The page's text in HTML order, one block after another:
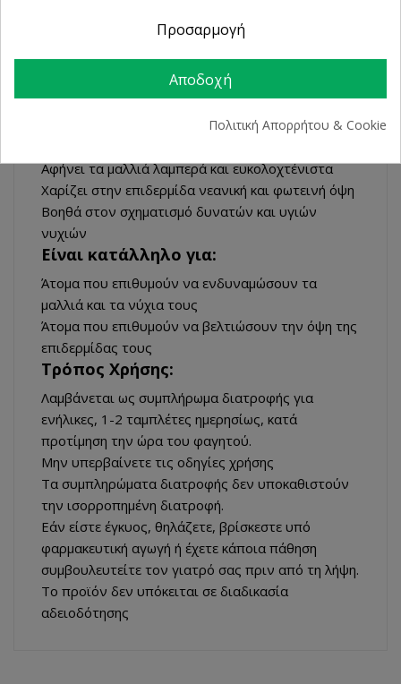
χαλκό. Τα συστατικά αυτά βοηθούν ώστε να
μαλλιά λαμπερά, στοιχεία που αποτελούν δείγμα
καλής υγείας.
Skin, Nails and Hair της SOLGAR®:
Αφήνει τα μαλλιά λαμπερά και ευκολοχτένιστα
Χαρίζει στην επιδερμίδα νεανική και φωτεινή όψη
Βοηθά στον σχηματισμό δυνατών και υγιών
νυχιών
Είναι κατάλληλο για:
Άτομα που επιθυμούν να ενδυναμώσουν τα
μαλλιά και τα νύχια τους
Άτομα που επιθυμούν να βελτιώσουν την όψη της
επιδερμίδας τους
Τρόπος Χρήσης:
Λαμβάνεται ως συμπλήρωμα διατροφής για
ενήλικες, 1-2 ταμπλέτες ημερησίως, κατά
προτίμηση την ώρα του φαγητού.
Μην υπερβαίνετε τις οδηγίες χρήσης
Τα συμπληρώματα διατροφής δεν υποκαθιστούν
την ισορροπημένη διατροφή.
Εάν είστε έγκυος, θηλάζετε, βρίσκεστε υπό
φαρμακευτική αγωγή ή έχετε κάποια πάθηση
συμβουλευτείτε τον γιατρό σας πριν από τη λήψη.
Το προϊόν δεν υπόκειται σε διαδικασία
αδειοδότησης
Προσαρμογή
Αποδοχή
Πολιτική Απορρήτου & Cookie